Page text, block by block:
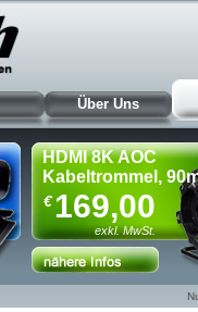
Über Uns
HDMI 8K AOC
Kabeltrommel,
169,00
€
exkl. MwSt.